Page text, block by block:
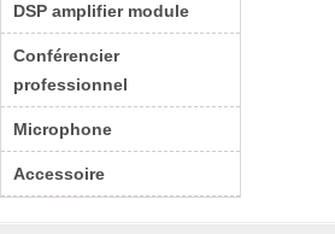
DSP amplifier module
Conférencier
professionnel
Microphone
Accessoire